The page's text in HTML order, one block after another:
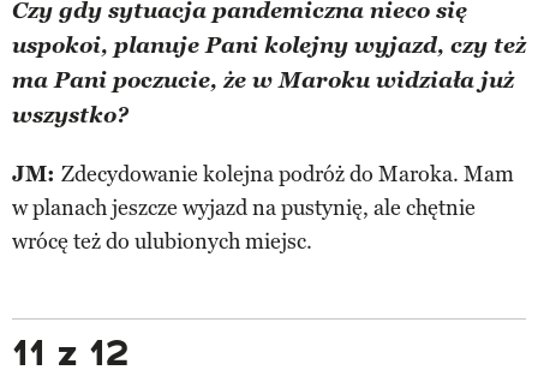
Czy gdy sytuacja pandemiczna nieco się
uspokoi, planuje Pani kolejny wyjazd, czy też
ma Pani poczucie, że w Maroku widziała już
wszystko?
JM: Zdecydowanie kolejna podróż do Maroka. Mam
w planach jeszcze wyjazd na pustynię, ale chętnie
wrócę też do ulubionych miejsc.
11 z 12